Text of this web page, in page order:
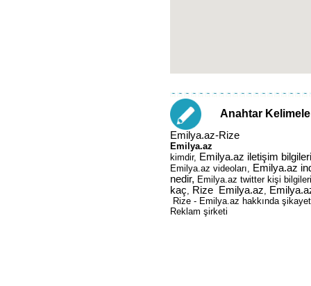
Anahtar
Emilya.az-Rize
Emilya.az
kimdir, Emilya.az iletişim bilgileri
Emilya.az videoları, Emilya.az
nedir, Emilya.az twitter kişi
kaç, Rize Emilya.az,
Rize - Emilya.az hakkında
Reklam şirketi